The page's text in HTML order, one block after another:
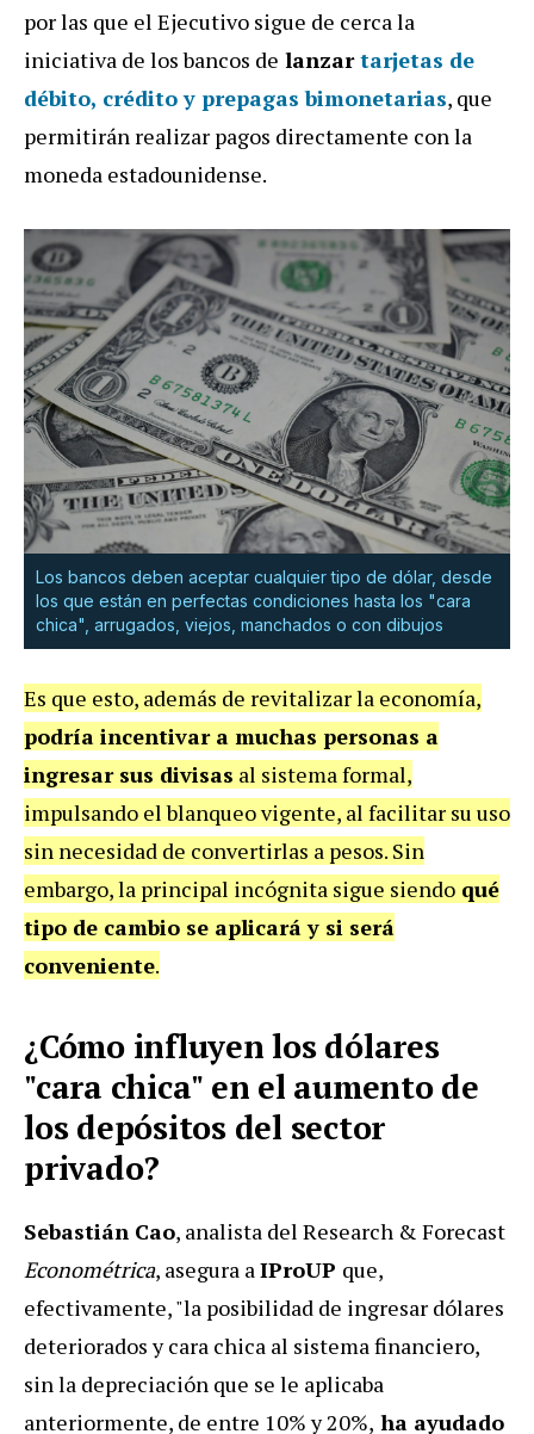
por las que el Ejecutivo sigue de cerca la
iniciativa de los bancos de lanzartarjetas de
débito, crédito y prepagas bimonetarias, que
permitirán realizar pagos directamente con la
moneda estadounidense.
Los bancos deben aceptar cualquier tipo de dólar, desde
los que están en perfectas condiciones hasta los "cara
chica", arrugados, viejos, manchados o con dibujos
Es que esto, además de revitalizar la economía,
podría incentivar a muchas personas a
ingresar sus divisas al sistema formal,
impulsando el blanqueo vigente, al facilitar su uso
sin necesidad de convertirlas a pesos. Sin
embargo, la principal incógnita sigue siendo qué
tipo de cambio se aplicará y si será
conveniente.
¿Cómo influyen los dólares
"cara chica" en el aumento de
los depósitos del sector
privado?
Sebastián Cao, analista del Research & Forecast
Econométrica, asegura aIProUP que,
efectivamente, "la posibilidad de ingresar dólares
deteriorados y cara chica al sistema financiero,
sin la depreciación que se le aplicaba
anteriormente, de entre 10% y 20%, ha ayudado